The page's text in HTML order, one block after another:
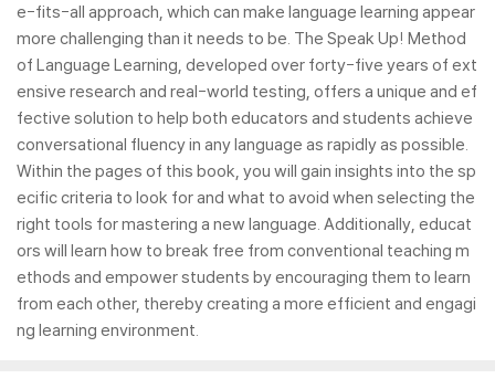
e-fits-all approach, which can make language learning appear
more challenging than it needs to be. The Speak Up! Method
of Language Learning, developed over forty-five years of ext
ensive research and real-world testing, offers a unique and ef
fective solution to help both educators and students achieve
conversational fluency in any language as rapidly as possible.
Within the pages of this book, you will gain insights into the sp
ecific criteria to look for and what to avoid when selecting the
right tools for mastering a new language. Additionally, educat
ors will learn how to break free from conventional teaching m
ethods and empower students by encouraging them to learn
from each other, thereby creating a more efficient and engagi
ng learning environment.